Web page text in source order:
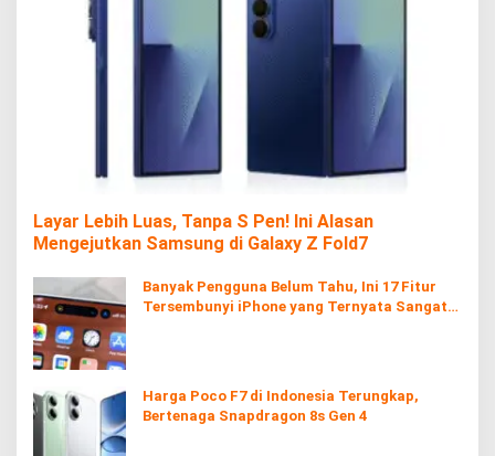
Layar Lebih Luas, Tanpa S Pen! Ini Alasan
Mengejutkan Samsung di Galaxy Z Fold7
Banyak Pengguna Belum Tahu, Ini 17 Fitur
Tersembunyi iPhone yang Ternyata Sangat
Harga Poco F7 di Indonesia Terungkap,
Bertenaga Snapdragon 8s Gen 4